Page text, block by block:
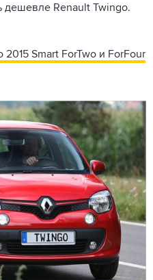
дешевле Renault Twingo.
Smart ForTwo и ForFour